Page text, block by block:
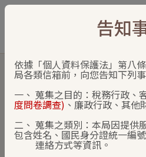
Link to main content
Home
National Taxation
Mailbox
CONTACT US
告知
依據「個人資料保護法」第八
局各類信箱前，向您告知下列
一、 蒐集之目的：稅務行政、
度問卷調查) 、廉政行政、其他
二、 蒐集之類別：本局因提供
包含姓名、國民身分證統一編
連絡方式等資訊。